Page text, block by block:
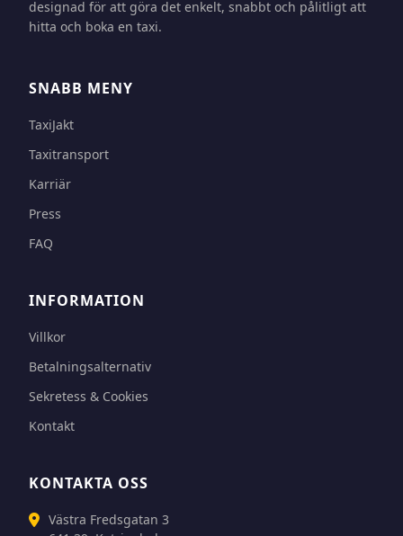
designad för att göra det enkelt, snabbt och pålitligt att
hitta och boka en taxi.
SNABB MENY
TaxiJakt
Taxitransport
Karriär
Press
FAQ
INFORMATION
Villkor
Betalningsalternativ
Sekretess & Cookies
Kontakt
KONTAKTA OSS
Västra Fredsgatan 3